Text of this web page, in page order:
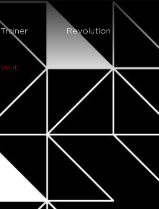
Trainer Revolution